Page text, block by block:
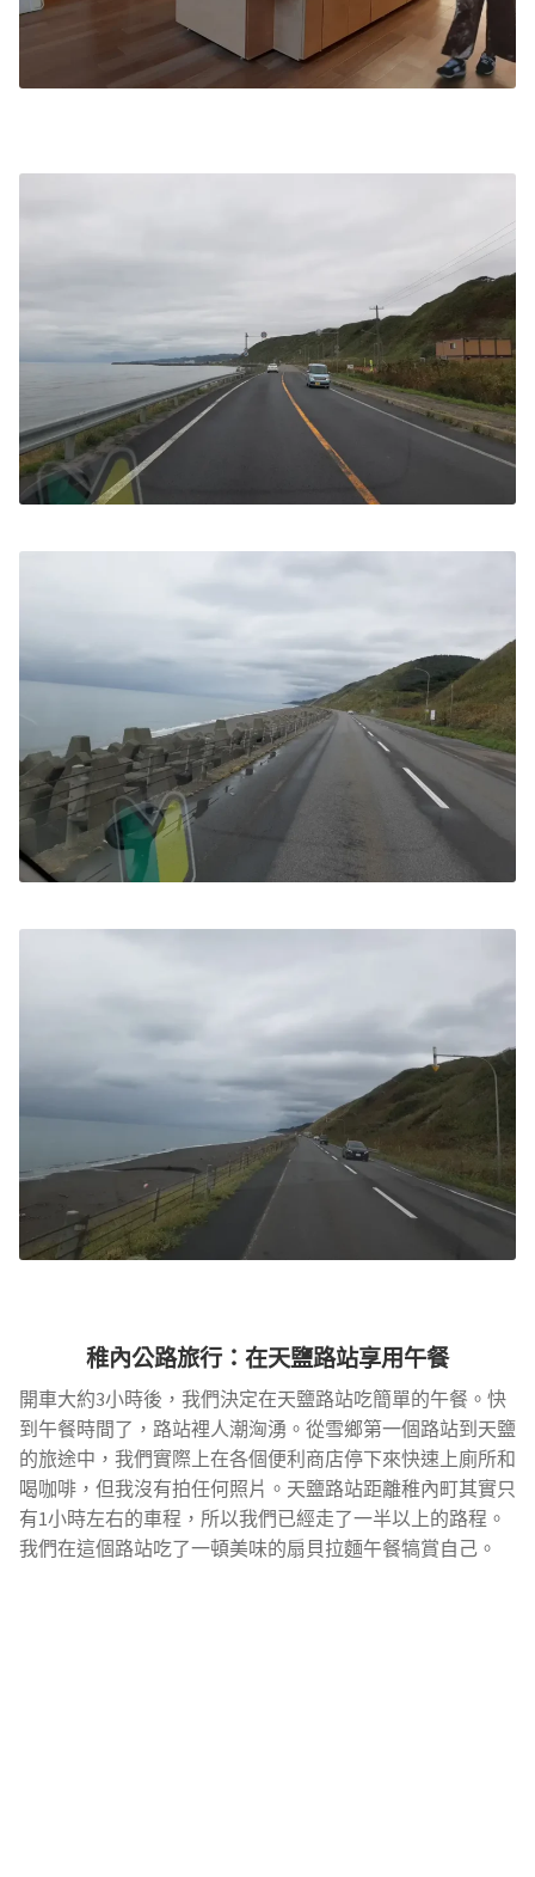
稚內公路旅行：在天鹽路站享用午餐
開車大約3小時後，我們決定在天鹽路站吃簡單的午餐。快
到午餐時間了，路站裡人潮洶湧。從雪鄉第一個路站到天鹽
的旅途中，我們實際上在各個便利商店停下來快速上廁所和
喝咖啡，但我沒有拍任何照片。天鹽路站距離稚內町其實只
有1小時左右的車程，所以我們已經走了一半以上的路程。
我們在這個路站吃了一頓美味的扇貝拉麵午餐犒賞自己。